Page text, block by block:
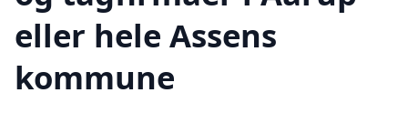
eller hele Assens
kommune